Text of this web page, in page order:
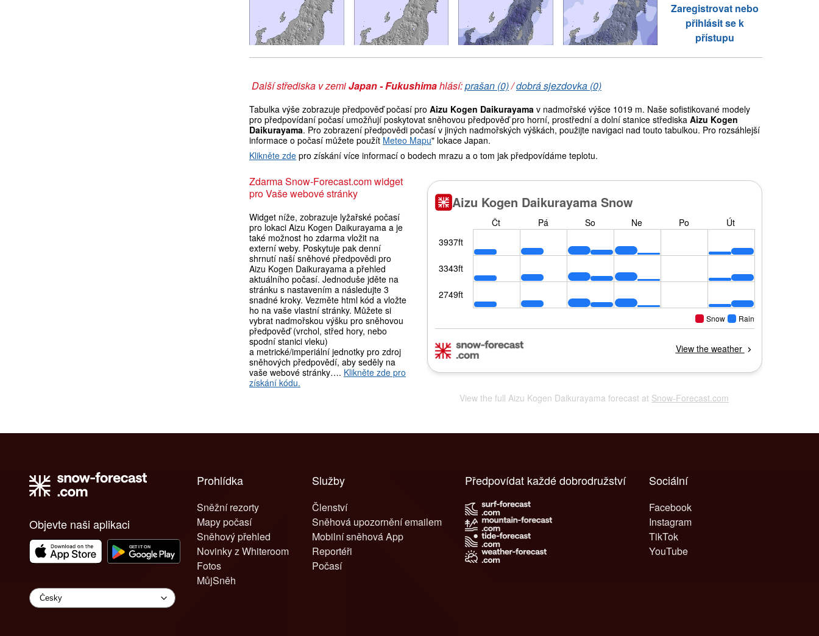
Zaregistrovat nebo
přihlásit se k
přístupu
Další střediska v zemiJapan - Fukushimahlásí:prašan (0)/dobrá sjezdovka (0)
Tabulka výše zobrazuje předpověď počasí pro Aizu Kogen Daikurayama v nadmořské výšce 1019 m. Naše sofistikované modely
pro předpovídaní počasí umožňují poskytovat sněhovou předpověď pro horní, prostřední a dolní stanice střediska Aizu Kogen
Daikurayama. Pro zobrazení předpovědi počasí v jiných nadmořských výškách, použijte navigaci nad touto tabulkou. Pro rozsáhlejší
informace o počasí můžete použít Meteo Mapu" lokace Japan.
Klikněte zde pro získání více informací o bodech mrazu a o tom jak předpovídáme teplotu.
Zdarma Snow-Forecast.com widget
pro Vaše webové stránky
Widget níže, zobrazuje lyžařské počasí
pro lokaci Aizu Kogen Daikurayama a je
také možnost ho zdarma vložit na
externí weby. Poskytuje pak denní
shrnutí naší sněhové předpovědi pro
Aizu Kogen Daikurayama a přehled
aktuálního počasí. Jednoduše jděte na
stránku s nastavením a následujte 3
snadné kroky. Vezměte html kód a vložte
ho na vaše vlastní stránky. Můžete si
vybrat nadmořskou výšku pro sněhovou
předpověď (vrchol, střed hory, nebo
spodní stanici vleku)
a metrické/imperiální jednotky pro zdroj
sněhových předpovědí, aby seděly na
vaše webové stránky…. Klikněte zde pro
získání kódu.
View the full Aizu Kogen Daikurayama forecast at Snow-Forecast.com
Objevte naši aplikaci
Prohlídka
Sněžní rezorty
Mapy počasí
Sněhový přehled
Novinky z Whiteroom
Fotos
MůjSněh
Služby
Členství
Sněhová upozornění emailem
Mobilní sněhová App
Reportéři
Počasí
Sociální
Facebook
Instagram
TikTok
YouTube
Předpovídat každé dobrodružství